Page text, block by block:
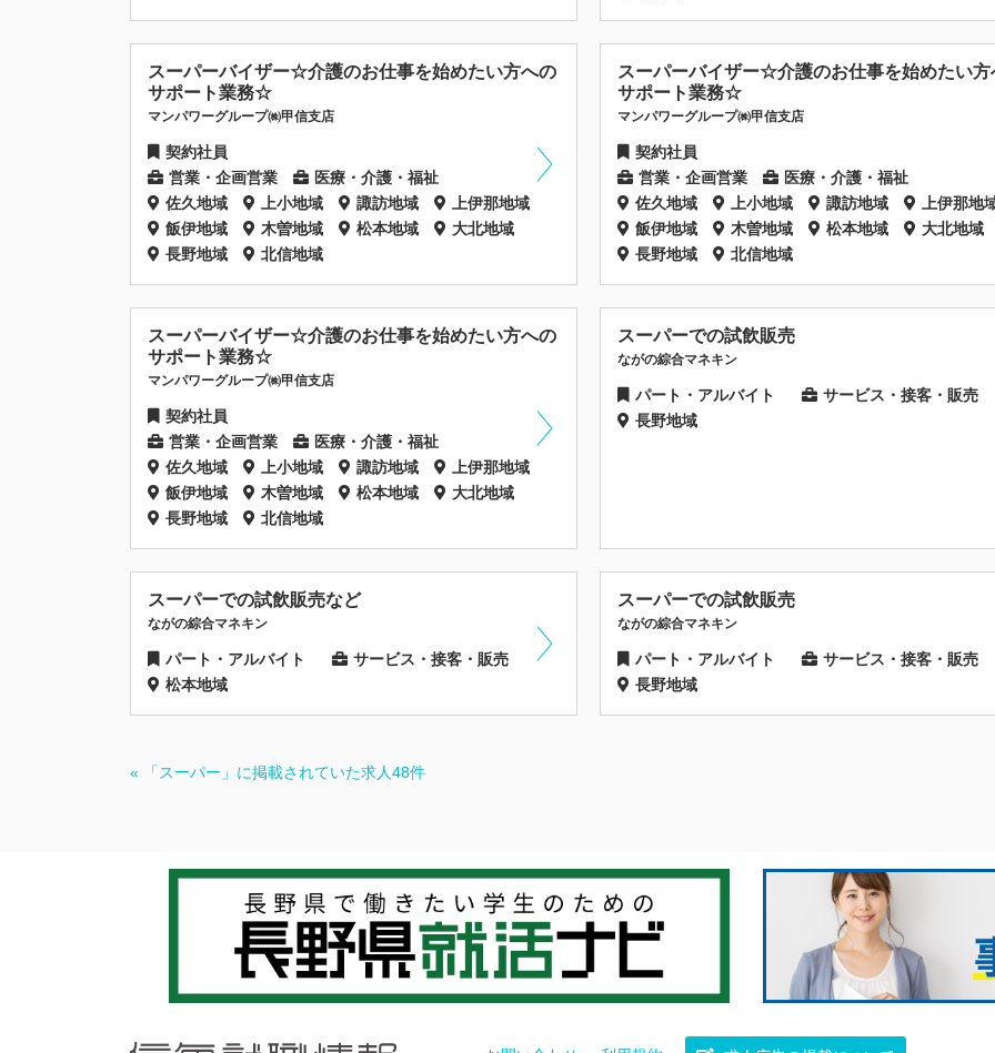
スーパーバイザー☆介護のお仕事を始めたい方への
サポート業務☆
マンパワーグループ㈱甲信支店
契約社員
営業・企画営業
医療・介護・福祉
佐久地域
上小地域 諏訪地域
上伊那地域
飯伊地域
木曽地域 松本地域
大北地域
長野地域
北信地域
スーパーバイザー☆介護のお仕事を始めたい方
サポート業務☆
マンパワーグループ㈱甲信支店
契約社員
営業・企画営業
医療・介護・福祉
佐久地域
上小地域 諏訪地域
上伊那地
飯伊地域
木曽地域 松本地域
大北地域
長野地域
北信地域
スーパーバイザー☆介護のお仕事を始めたい方への
サポート業務☆
マンパワーグループ㈱甲信支店
契約社員
営業・企画営業
医療・介護・福祉
佐久地域
上小地域 諏訪地域
上伊那地域
飯伊地域
木曽地域 松本地域
大北地域
長野地域
北信地域
スーパーでの試飲販売
ながの綜合マネキン
パート・アルバイト
サービス・接客・販売
長野地域
スーパーでの試飲販売など
ながの綜合マネキン
パート・アルバイト
サービス・接客・販売
松本地域
スーパーでの試飲販売
ながの綜合マネキン
パート・アルバイト
サービス・接客・販売
長野地域
« 「スーパー」に掲載されていた求人48件